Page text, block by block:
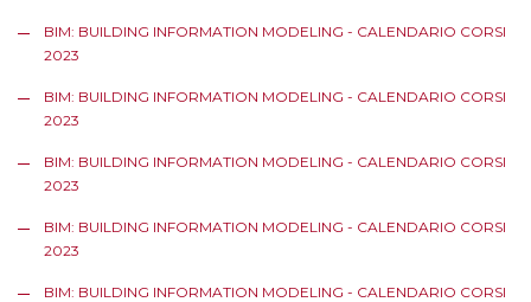
BIM: BUILDING INFORMATION MODELING - CALENDARIO CORSI
2023
BIM: BUILDING INFORMATION MODELING - CALENDARIO CORSI
2023
BIM: BUILDING INFORMATION MODELING - CALENDARIO CORSI
2023
BIM: BUILDING INFORMATION MODELING - CALENDARIO CORSI
2023
BIM: BUILDING INFORMATION MODELING - CALENDARIO CORSI